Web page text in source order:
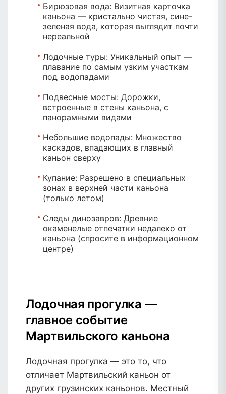
Бирюзовая вода: Визитная карточка
каньона — кристально чистая, сине-
зеленая вода, которая выглядит почти
нереальной
Лодочные туры: Уникальный опыт —
плавание по самым узким участкам
под водопадами
Подвесные мосты: Дорожки,
встроенные в стены каньона, с
панорамными видами
Небольшие водопады: Множество
каскадов, впадающих в главный
каньон сверху
Купание: Разрешено в специальных
зонах в верхней части каньона
(только летом)
Следы динозавров: Древние
окаменелые отпечатки недалеко от
каньона (спросите в информационном
центре)
Лодочная прогулка —
главное событие
Мартвильского каньона
Лодочная прогулка — это то, что
отличает Мартвильский каньон от
других грузинских каньонов. Местный